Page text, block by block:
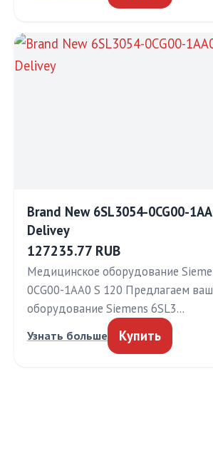
Brand New 6SL3054-0CG00-
Delivey
127235.77 RUB
Медицинское оборудование
0CG00-1AA0 S 120 Предлагаем
оборудование Siemens 6SL3…
Узнать больше Купить